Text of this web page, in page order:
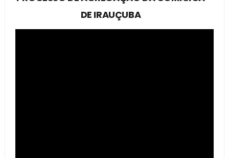
DE IRAUÇUBA